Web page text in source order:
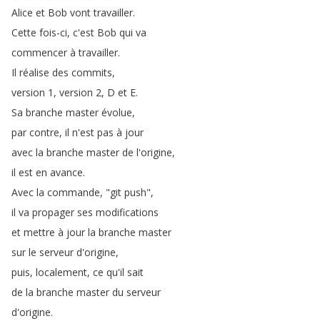
Alice et Bob vont travailler.
Cette fois-ci, c'est Bob qui va
commencer à travailler.
Il réalise des commits,
version 1, version 2, D et E.
Sa branche master évolue,
par contre, il n'est pas à jour
avec la branche master de l'origine,
il est en avance.
Avec la commande, "git push",
il va propager ses modifications
et mettre à jour la branche master
sur le serveur d'origine,
puis, localement, ce qu'il sait
de la branche master du serveur
d'origine.